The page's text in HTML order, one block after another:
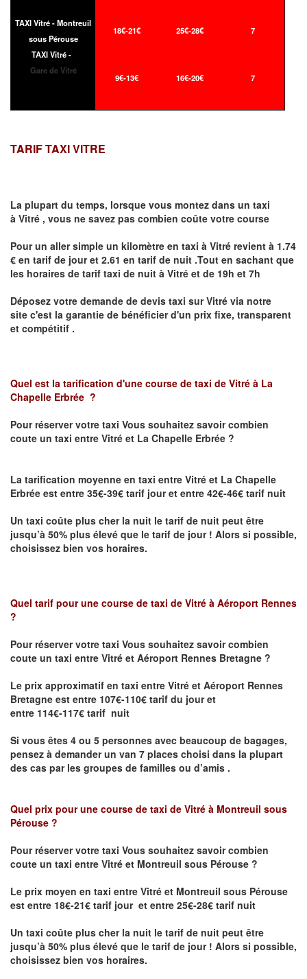
TAXI Vitré - Montreuil
sous Pérouse
18€-21€ 25€-28€ 7
TAXI Vitré -
Gare de Vitré
9€-13€ 16€-20€ 7
TARIF TAXI VITRE
La plupart du temps, lorsque vous montez dans un taxi
à Vitré , vous ne savez pas combien coûte votre course
Pour un aller simple un kilomètre en taxi à Vitré revient à 1.74
€ en tarif de jour et 2.61 en tarif de nuit .Tout en sachant que
les horaires de tarif taxi de nuit à Vitré et de 19h et 7h
Déposez votre demande de devis taxi surVitré via notre
site c'est la garantie de bénéficier d'un prix fixe, transparent
et compétitif .
Quel est la tarification d'une course de taxi de Vitré à La
Chapelle Erbrée ?
Pour réserver votre taxi Vous souhaitez savoircombien
coute un taxi entre Vitré et La Chapelle Erbrée ?
La tarification moyenne en taxi entre Vitré et La Chapelle
Erbrée est entre 35€-39€ tarif jour et entre 42€-46€ tarif nuit
Un taxi coûte plus cher la nuit le tarif de nuit peut être
jusqu’à 50% plus élevé que le tarif de jour ! Alors si possible,
choisissez bien vos horaires.
Quel tarif pour une course de taxi de Vitré à Aéroport Rennes
?
Pour réserver votre taxi Vous souhaitez savoircombien
coute un taxi entre Vitré et Aéroport Rennes Bretagne ?
Le prix approximatif en taxi entre Vitré et Aéroport Rennes
Bretagne est entre 107€-110€ tarif du jour et
entre 114€-117€ tarif nuit
Si vous êtes 4 ou 5 personnes avec beaucoup de bagages,
pensez à demander un van 7 places choisi dans la plupart
des cas par les groupes de familles ou d’amis .
Quel prix pour une course de taxi de Vitré à Montreuil sous
Pérouse ?
Pour réserver votre taxi Vous souhaitez savoircombien
coute un taxi entre Vitré et Montreuil sous Pérouse ?
Le prix moyen en taxi entre Vitré et Montreuil sous Pérouse
est entre 18€-21€ tarif jour et entre 25€-28€ tarif nuit
Un taxi coûte plus cher la nuit le tarif de nuit peut être
jusqu’à 50% plus élevé que le tarif de jour ! Alors si possible,
choisissez bien vos horaires.